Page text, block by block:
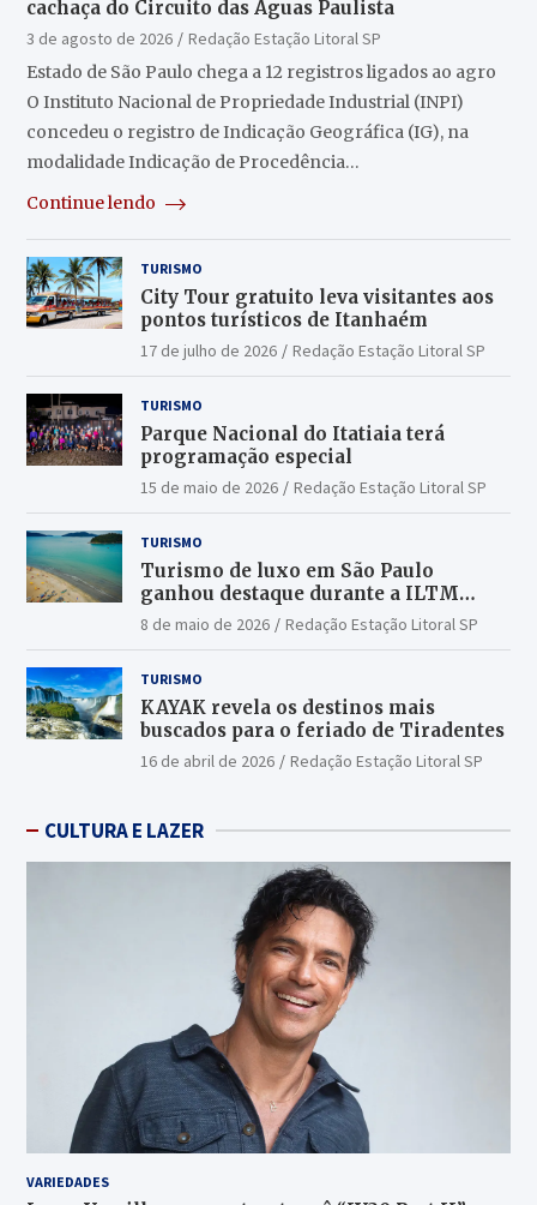
cachaça do Circuito das Águas Paulista
3 de agosto de 2026
Redação Estação Litoral SP
Estado de São Paulo chega a 12 registros ligados ao agro
O Instituto Nacional de Propriedade Industrial (INPI)
concedeu o registro de Indicação Geográfica (IG), na
modalidade Indicação de Procedência…
Continue lendo
TURISMO
City Tour gratuito leva visitantes aos
pontos turísticos de Itanhaém
17 de julho de 2026 Redação Estação Litoral SP
TURISMO
Parque Nacional do Itatiaia terá
programação especial
15 de maio de 2026 Redação Estação Litoral SP
TURISMO
Turismo de luxo em São Paulo
ganhou destaque durante a ILTM
Latin America 2026
8 de maio de 2026 Redação Estação Litoral SP
TURISMO
KAYAK revela os destinos mais
buscados para o feriado de Tiradentes
16 de abril de 2026 Redação Estação Litoral SP
CULTURA E LAZER
VARIEDADES